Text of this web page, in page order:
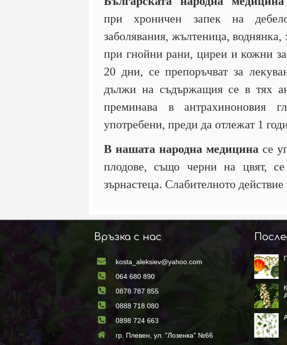
при хроничен запек на
заболявания, жълтеница,
при гнойни рани, циреи и кожни
20 дни, се препоръчват за
дължи на съдържащия се в тях
преминава в антрахиноновия
употребени, преди да отлежат 1
В нашата народна медицина се
плодове, също черни на цвят,
зърнастеца. Слабителното
Връзка с нас
kosta_aleksiev@yahoo.com
064 680 890
0878 787 855
0888 718 080
0898 724 663
гр. Плевен, ул. "Лозенка" №66